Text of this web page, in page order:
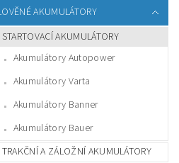
AKUMULÁTORY
STARTOVACÍ AKUMULÁTORY
Akumulátory Autopower
Akumulátory Varta
Akumulátory Banner
Akumulátory Bauer
TRAKČNÍ A ZÁLOŽNÍ AKUMULÁTORY